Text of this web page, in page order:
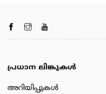
പ്രധാന ലിങ്കുകൾ
അറിയിപ്പുകള്‍